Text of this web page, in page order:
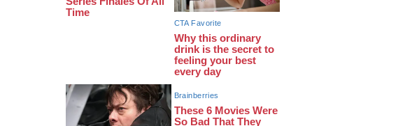
12:15
дорогу водії двох ВАЗів